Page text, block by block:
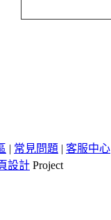
| 常見問題 | 客服中心
設計 Project